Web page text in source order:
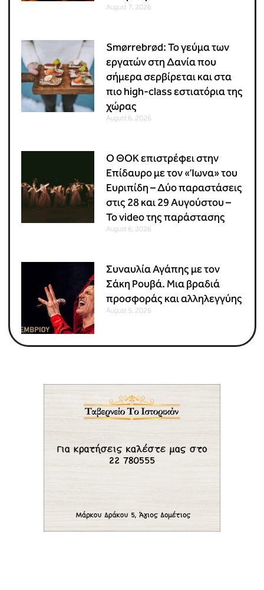
August 7, 2026
Smørrebrød: Το γεύμα των
εργατών στη Δανία που
σήμερα σερβίρεται και στα
πιο high-class εστιατόρια της
χώρας
August 6, 2026
Ο ΘΟΚ επιστρέφει στην
Επίδαυρο με τον «Ίωνα» του
Ευριπίδη – Δύο παραστάσεις
στις 28 και 29 Αυγούστου –
Το video της παράστασης
August 6, 2026
Συναυλία Αγάπης με τον
Σάκη Ρουβά. Μια βραδιά
προσφοράς και αλληλεγγύης
August 5, 2026